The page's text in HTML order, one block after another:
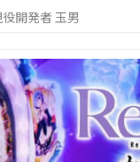
役開発者 玉男